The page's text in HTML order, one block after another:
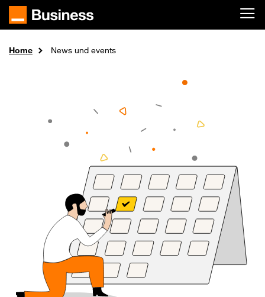
Skip to main content
Home News und events